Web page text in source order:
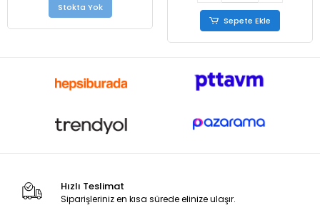
Stokta Yok
Sepete Ekle
Hızlı Teslimat
Siparişleriniz en kısa sürede elinize ulaşır.